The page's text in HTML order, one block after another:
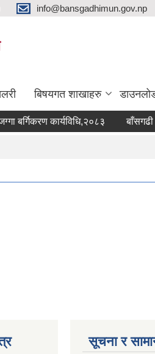
info@bansgadhimun.gov.np
बिषयगत शाखाहरु
कार्यविधि,२०८३ बाँसगढी
सूचना र